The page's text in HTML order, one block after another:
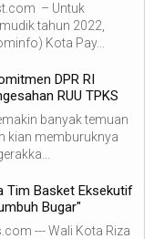
– Untuk
tahun 2022,
Kota Pay...
DPR RI
RUU TPKS
banyak temuan
kian memburuknya
Tim Basket Eksekutif
Bugar"
--- Wali Kota Riza